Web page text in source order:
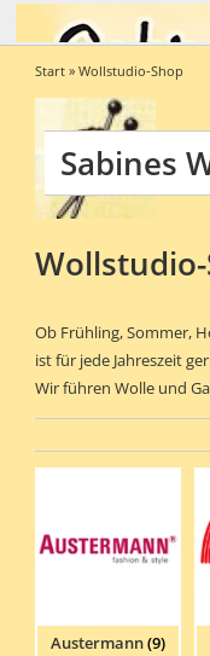
Start » Wollstudio-Shop
Sabines
Ob Frühling, Sommer,
ist für jede Jahreszeit
Wir führen Wolle und
Austermann(9)